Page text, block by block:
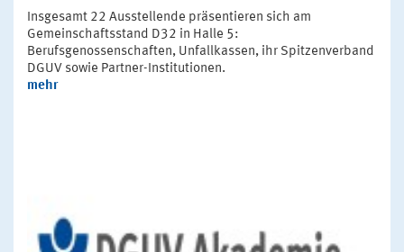
Insgesamt 22 Ausstellende präsentieren sich am
Gemeinschaftsstand D32 in Halle 5:
Berufsgenossenschaften, Unfallkassen, ihr Spitzenverband
DGUV sowie Partner-Institutionen.
mehr